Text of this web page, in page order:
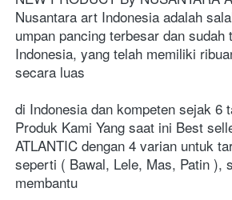
Nusantara art Indonesia adalah
umpan pancing terbesar dan sudah
Indonesia, yang telah memiliki
secara luas
di Indonesia dan kompeten sejak 6
Produk Kami Yang saat ini Best
ATLANTIC dengan 4 varian untuk
seperti ( Bawal, Lele, Mas, Patin ),
membantu